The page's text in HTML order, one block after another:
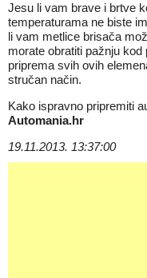
Jesu li vam brave i brtve
temperaturama ne biste
li vam metlice brisača
morate obratiti pažnju
priprema svih ovih
stručan način.
Kako ispravno pripremiti
Automania.hr
19.11.2013. 13:37:00